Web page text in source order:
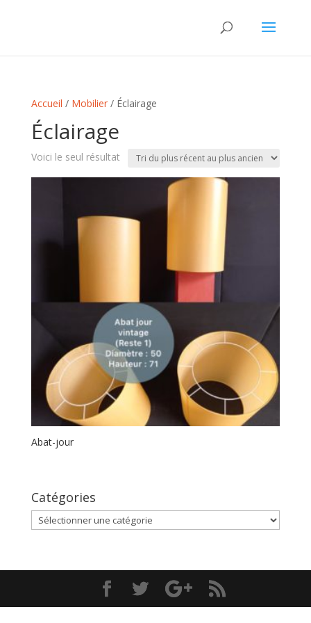
Accueil / Mobilier/ Éclairage
Éclairage
Voici le seul résultat
Abat-jour
Catégories
Catégories